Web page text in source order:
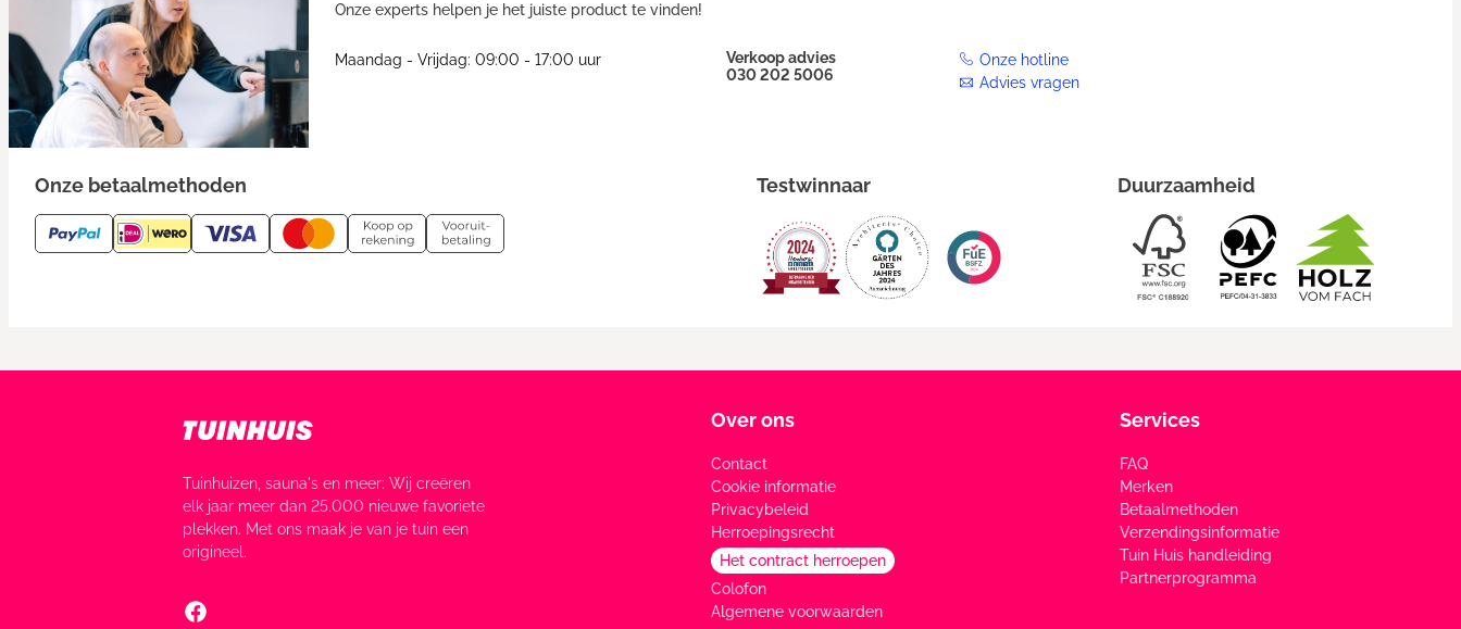
Onze experts helpen je het juiste product te vinden!
Maandag - Vrijdag: 09:00 - 17:00 uur
Verkoop advies
030 202 5006
Onze hotline
Advies vragen
Onze betaalmethoden Testwinnaar Duurzaamheid
Tuinhuizen, sauna's en meer: Wij creëren
elk jaar meer dan 25.000 nieuwe favoriete
plekken. Met ons maak je van je tuin een
origineel.
Over ons
Contact
Cookie informatie
Privacybeleid
Herroepingsrecht
Het contract herroepen
Colofon
Algemene voorwaarden
Services
FAQ
Merken
Betaalmethoden
Verzendingsinformatie
Tuin Huis handleiding
Partnerprogramma